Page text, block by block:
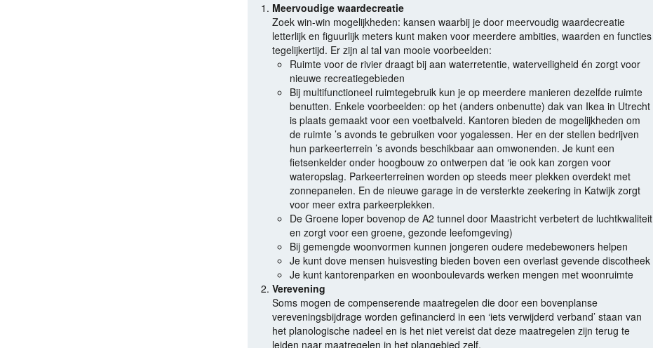
Meervoudige waardecreatie
Zoek win-win mogelijkheden: kansen waarbij je door meervoudig waardecreatie
letterlijk en figuurlijk meters kunt maken voor meerdere ambities, waarden en functies
tegelijkertijd. Er zijn al tal van mooie voorbeelden:
Ruimte voor de rivier draagt bij aan waterretentie, waterveiligheid én zorgt voor
nieuwe recreatiegebieden
Bij multifunctioneel ruimtegebruik kun je op meerdere manieren dezelfde ruimte
benutten. Enkele voorbeelden: op het (anders onbenutte) dak van Ikea in Utrecht
is plaats gemaakt voor een voetbalveld. Kantoren bieden de mogelijkheden om
de ruimte ’s avonds te gebruiken voor yogalessen. Her en der stellen bedrijven
hun parkeerterrein ’s avonds beschikbaar aan omwonenden. Je kunt een
fietsenkelder onder hoogbouw zo ontwerpen dat ‘ie ook kan zorgen voor
wateropslag. Parkeerterreinen worden op steeds meer plekken overdekt met
zonnepanelen. En de nieuwe garage in de versterkte zeekering in Katwijk zorgt
voor meer extra parkeerplekken.
De Groene loper bovenop de A2 tunnel door Maastricht verbetert de luchtkwaliteit
en zorgt voor een groene, gezonde leefomgeving)
Bij gemengde woonvormen kunnen jongeren oudere medebewoners helpen
Je kunt dove mensen huisvesting bieden boven een overlast gevende discotheek
Je kunt kantorenparken en woonboulevards werken mengen met woonruimte
Verevening
Soms mogen de compenserende maatregelen die door een bovenplanse
vereveningsbijdrage worden gefinancierd in een ‘iets verwijderd verband’ staan van
het planologische nadeel en is het niet vereist dat deze maatregelen zijn terug te
leiden naar maatregelen in het plangebied zelf.